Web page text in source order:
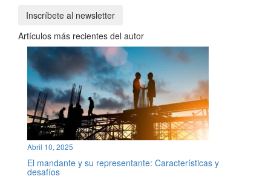
Inscríbete al newsletter
Artículos más recientes del autor
Abril 10, 2025
El mandante y su representante: Características y
desafíos